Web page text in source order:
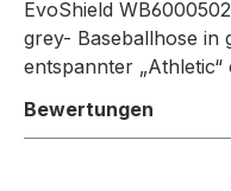
EvoShield
grey- Baseballhose in
entspannter
Bewertungen